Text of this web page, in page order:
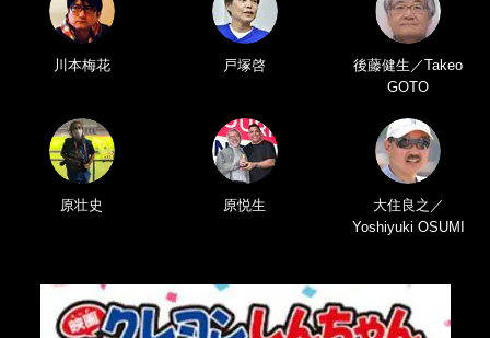
川本梅花 戸塚啓
後藤健生／Takeo
GOTO
原壮史 原悦生
大住良之／
Yoshiyuki OSUMI